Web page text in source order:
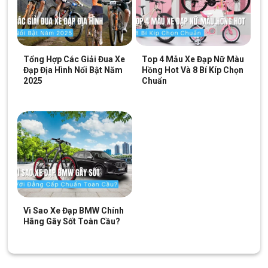
Block"hinh-anh-dia-chi-chan-trang-san-pham"not found
SKU:Cronus
Tổng Hợp Các Giải Đua Xe
Đạp Địa Hình Nổi Bật Năm
2025
Top 4 Mẫu Xe Đạp Nữ Màu
Hồng Hot Và 8 Bí Kíp Chọn
Chuẩn
Vì Sao Xe Đạp BMW Chính
Hãng Gây Sốt Toàn Cầu?